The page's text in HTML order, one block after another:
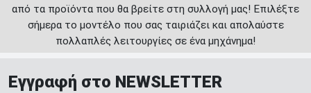
από τα προϊόντα που θα βρείτε στη συλλογή μας! Επιλέξτε
σήμερα το μοντέλο που σας ταιριάζει και απολαύστε
πολλαπλές λειτουργίες σε ένα μηχάνημα!
Εγγραφή στο NEWSLETTER